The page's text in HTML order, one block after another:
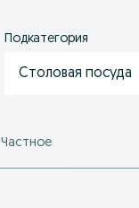
Подкатегория
Столовая посуда
Частное